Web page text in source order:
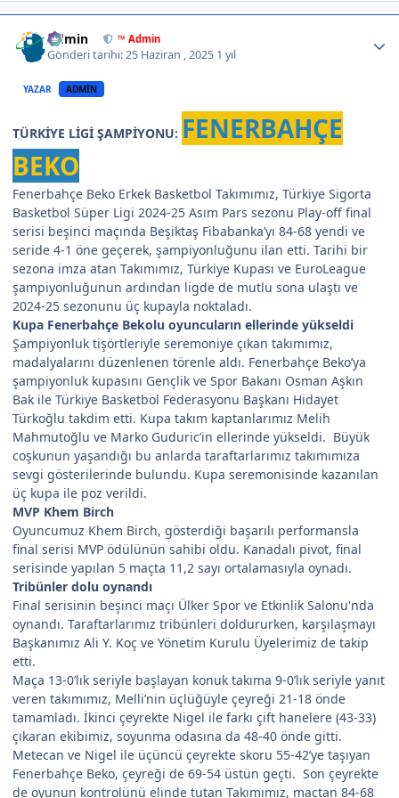
Admin ™ Admin
Gönderi tarihi:25 Haziran , 2025 1 yıl
YAZAR ADMIN
TÜRKİYE LİGİ ŞAMPİYONU: FENERBAHÇE
BEKO
Fenerbahçe Beko Erkek Basketbol Takımımız, Türkiye Sigorta
Basketbol Süper Ligi 2024-25 Asım Pars sezonu Play-off final
serisi beşinci maçında Beşiktaş Fibabanka’yı 84-68 yendi ve
seride 4-1 öne geçerek, şampiyonluğunu ilan etti. Tarihi bir
sezona imza atan Takımımız, Türkiye Kupası ve EuroLeague
şampiyonluğunun ardından ligde de mutlu sona ulaştı ve
2024-25 sezonunu üç kupayla noktaladı.
Kupa Fenerbahçe Bekolu oyuncuların ellerinde yükseldi
Şampiyonluk tişörtleriyle seremoniye çıkan takımımız,
madalyalarını düzenlenen törenle aldı. Fenerbahçe Beko’ya
şampiyonluk kupasını Gençlik ve Spor Bakanı Osman Aşkın
Bak ile Türkiye Basketbol Federasyonu Başkanı Hidayet
Türkoğlu takdim etti. Kupa takım kaptanlarımız Melih
Mahmutoğlu ve Marko Guduric’in ellerinde yükseldi. Büyük
coşkunun yaşandığı bu anlarda taraftarlarımız takımımıza
sevgi gösterilerinde bulundu. Kupa seremonisinde kazanılan
üç kupa ile poz verildi.
MVP Khem Birch
Oyuncumuz Khem Birch, gösterdiği başarılı performansla
final serisi MVP ödülünün sahibi oldu. Kanadalı pivot, final
serisinde yapılan 5 maçta 11,2 sayı ortalamasıyla oynadı.
Tribünler dolu oynandı
Final serisinin beşinci maçı Ülker Spor ve Etkinlik Salonu'nda
oynandı. Taraftarlarımız tribünleri doldururken, karşılaşmayı
Başkanımız Ali Y. Koç ve Yönetim Kurulu Üyelerimiz de takip
etti.
Maça 13-0’lık seriyle başlayan konuk takıma 9-0’lık seriyle yanıt
veren takımımız, Melli’nin üçlüğüyle çeyreği 21-18 önde
tamamladı. İkinci çeyrekte Nigel ile farkı çift hanelere (43-33)
çıkaran ekibimiz, soyunma odasına da 48-40 önde gitti.
Metecan ve Nigel ile üçüncü çeyrekte skoru 55-42’ye taşıyan
Fenerbahçe Beko, çeyreği de 69-54 üstün geçti. Son çeyrekte
de oyunun kontrolünü elinde tutan Takımımız, maçtan 84-68